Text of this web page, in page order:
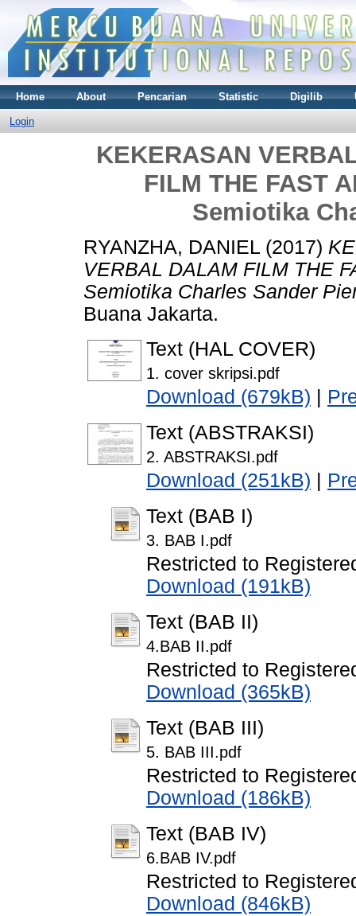
Home About Pencarian Statistic Digilib
Login
KEKERASAN
FILM THE FAST
Semiotika
RYANZHA, DANIEL (2017)
VERBAL DALAM FILM THE
Semiotika Charles Sander
Buana Jakarta.
Text (HAL COVER)
1. cover skripsi.pdf
Download (679kB)
Text (ABSTRAKSI)
2. ABSTRAKSI.pdf
Download (251kB)
Text (BAB I)
3. BAB I.pdf
Restricted to
Download (191kB)
Text (BAB II)
4.BAB II.pdf
Restricted to
Download (365kB)
Text (BAB III)
5. BAB III.pdf
Restricted to
Download (186kB)
Text (BAB IV)
6.BAB IV.pdf
Restricted to
Download (846kB)